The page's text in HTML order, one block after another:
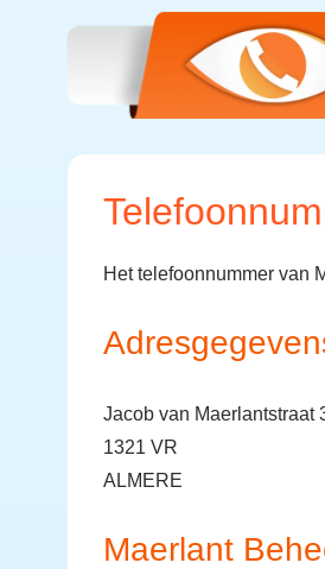
Het telefoonnummer van
Jacob van Maerlantstraat
1321 VR
ALMERE
Maerlant